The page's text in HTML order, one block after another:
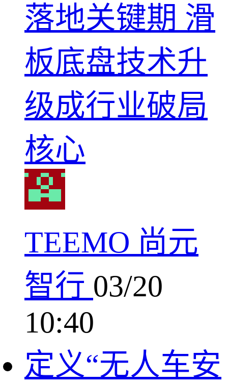
落地关键期 滑
板底盘技术升
级成行业破局
核心
TEEMO 尚元
智行 03/20
10:40
定义“无人车安